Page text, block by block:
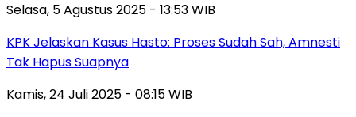
Selasa, 5 Agustus 2025 - 13:53 WIB
KPK Jelaskan Kasus Hasto: Proses Sudah Sah, Amnesti
Tak Hapus Suapnya
Kamis, 24 Juli 2025 - 08:15 WIB